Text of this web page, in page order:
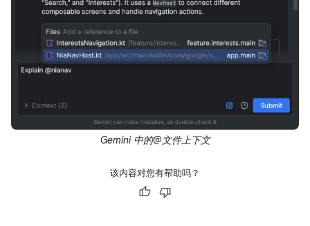
Gemini 中的@文件上下文
该内容对您有帮助吗？